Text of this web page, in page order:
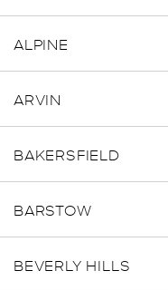
ALPINE
ARVIN
BAKERSFIELD
BARSTOW
BEVERLY HILLS